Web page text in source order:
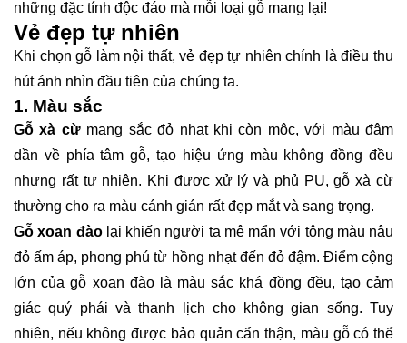
những đặc tính độc đáo mà mỗi loại gỗ mang lại!
Vẻ đẹp tự nhiên
Khi chọn gỗ làm nội thất, vẻ đẹp tự nhiên chính là điều thu
hút ánh nhìn đầu tiên của chúng ta.
1. Màu sắc
Gỗ xà cừmang sắc đỏ nhạt khi còn mộc, với màu đậm
dần về phía tâm gỗ, tạo hiệu ứng màu không đồng đều
nhưng rất tự nhiên. Khi được xử lý và phủ PU, gỗ xà cừ
thường cho ra màu cánh gián rất đẹp mắt và sang trọng.
Gỗ xoan đàolại khiến người ta mê mẩn với tông màu nâu
đỏ ấm áp, phong phú từ hồng nhạt đến đỏ đậm. Điểm cộng
lớn của gỗ xoan đào là màu sắc khá đồng đều, tạo cảm
giác quý phái và thanh lịch cho không gian sống. Tuy
nhiên, nếu không được bảo quản cẩn thận, màu gỗ có thể